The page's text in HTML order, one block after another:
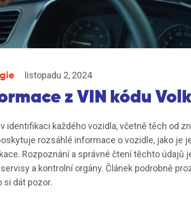
listopadu 2, 2024
z VIN kódu
identifikaci každého vozidla, včetně těch od
rozsáhlé informace o vozidle, jako je
Rozpoznání a správné čtení těchto údajů
a kontrolní orgány. Článek podrobně
si dát pozor.